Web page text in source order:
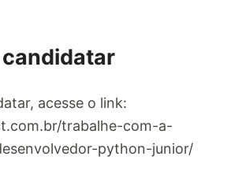
acesse o link:
trabalhe-com-a-
python-junior/